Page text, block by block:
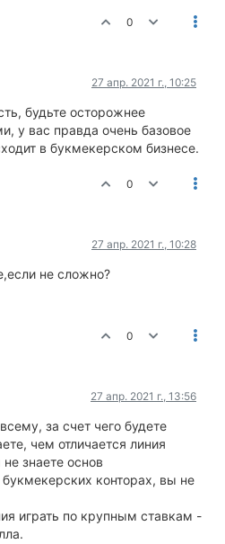
0
27 апр. 2021 г., 10:25
будьте осторожнее
у вас правда очень базовое
в букмекерском бизнесе.
0
27 апр. 2021 г., 10:28
не сложно?
0
27 апр. 2021 г., 13:56
за счет чего будете
чем отличается линия
знаете основ
конторах, вы не
играть по крупным ставкам -